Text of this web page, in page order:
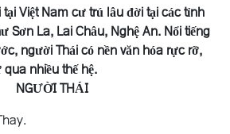
Việt Nam cư trú lâu đời tại các tỉnh
Sơn La, Lai Châu, Nghệ An. Nổi tiếng
người Thái có nền văn hóa rực rỡ,
nhiều thế hệ.
NGƯỜI THÁI